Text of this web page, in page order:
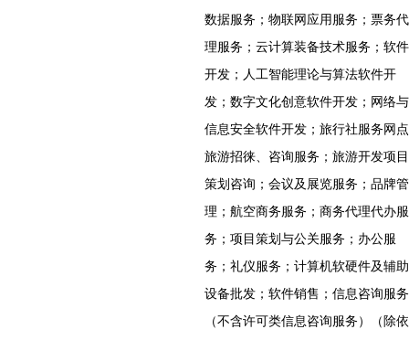
数据服务；物联网应用服务；票务代
理服务；云计算装备技术服务；软件
开发；人工智能理论与算法软件开
发；数字文化创意软件开发；网络与
信息安全软件开发；旅行社服务网点
旅游招徕、咨询服务；旅游开发项目
策划咨询；会议及展览服务；品牌管
理；航空商务服务；商务代理代办服
务；项目策划与公关服务；办公服
务；礼仪服务；计算机软硬件及辅助
设备批发；软件销售；信息咨询服务
（不含许可类信息咨询服务）（除依